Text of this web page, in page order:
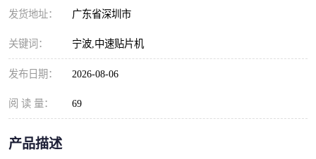
发货地址： 广东省深圳市
关键词： 宁波,中速贴片机
发布日期： 2026-08-06
阅 读 量： 69
产品描述